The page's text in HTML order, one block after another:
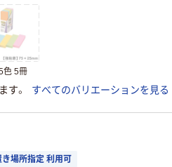
色 5冊
す。
すべてのバリエーションを見る
き場所指定 利用可